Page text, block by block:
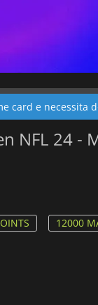
card e necessita
NFL 24 -
12000